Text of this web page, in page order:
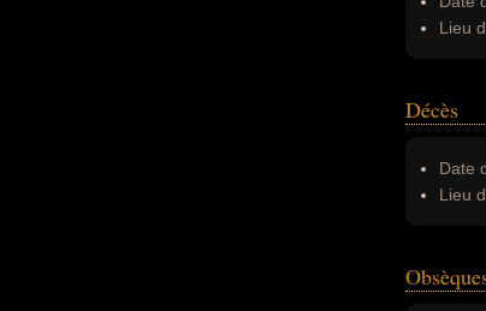
Lieu
Décès
Date
Lieu